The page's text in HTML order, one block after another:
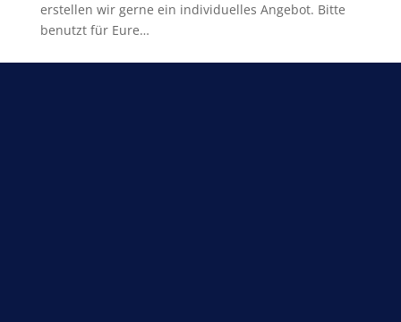
erstellen wir gerne ein individuelles Angebot. Bitte
benutzt für Eure…